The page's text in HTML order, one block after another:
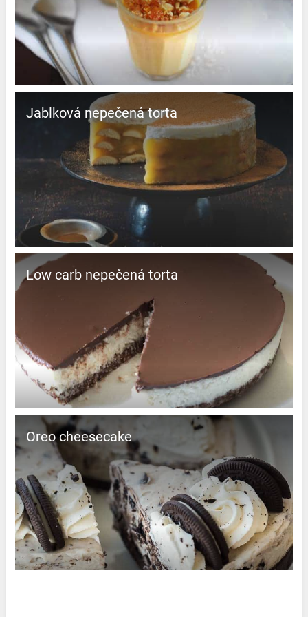
Jablková nepečená torta
Low carb nepečená torta
Oreo cheesecake